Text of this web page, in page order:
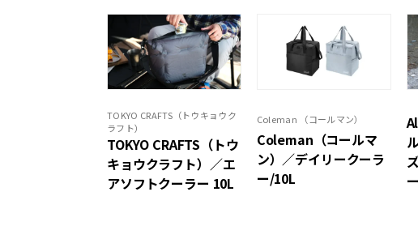
TOKYO CRAFTS（トウキョウク
ラフト）
TOKYO CRAFTS（トウ
キョウクラフト）／エ
アソフトクーラー 10L
Coleman （コールマン）
Coleman（コールマ
ン）／デイリークーラ
ー/10L